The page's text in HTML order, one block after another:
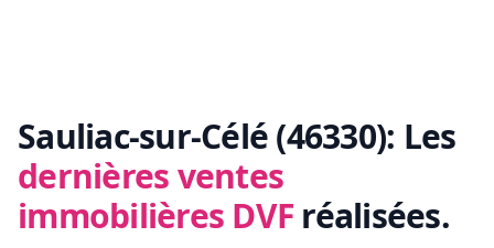
Sauliac-sur-Célé (46330): Les
dernières ventes
immobilières DVF réalisées.